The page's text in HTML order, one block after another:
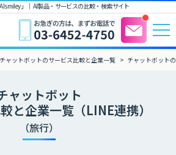
」｜ AI製品・サービスの比較・検索サイト
チャットボットのサービス比較と企業一覧 チャットボット
ャットボット
と企業一覧（LINE連携）
（旅行）